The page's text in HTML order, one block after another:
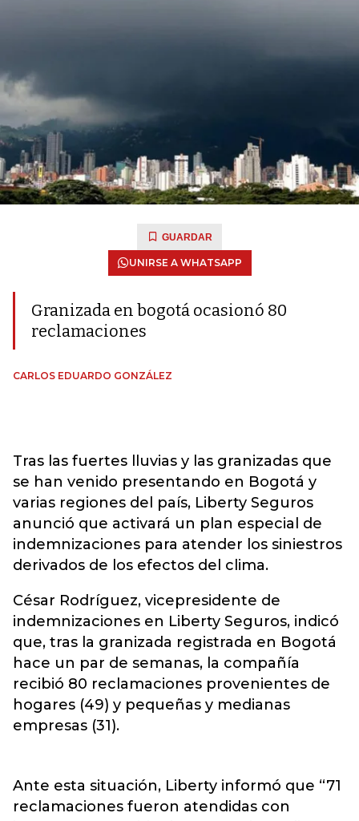
GUARDAR
UNIRSE A WHATSAPP
Granizada en bogotá ocasionó 80
reclamaciones
CARLOS EDUARDO GONZÁLEZ
Tras las fuertes lluvias y las granizadas que
se han venido presentando en Bogotá y
varias regiones del país, Liberty Seguros
anunció que activará un plan especial de
indemnizaciones para atender los siniestros
derivados de los efectos del clima.
César Rodríguez, vicepresidente de
indemnizaciones en Liberty Seguros, indicó
que, tras la granizada registrada en Bogotá
hace un par de semanas, la compañía
recibió 80 reclamaciones provenientes de
hogares (49) y pequeñas y medianas
empresas (31).
Ante esta situación, Liberty informó que “71
reclamaciones fueron atendidas con